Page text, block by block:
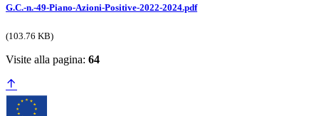
G.C.-n.-49-Piano-Azioni-Positive-2022-2024.pdf
(103.76 KB)
Visite alla pagina: 64